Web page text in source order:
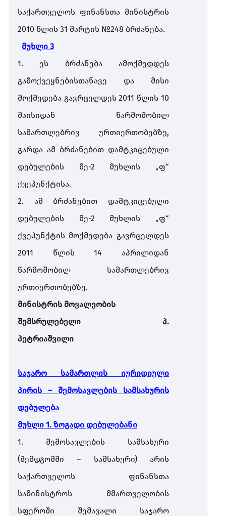
საქართველოს ფინანსთა მინისტრის
2010 წლის31 მარტის№248 ბრძანება.
მუხლი3
1. ეს ბრძანება
ამოქმედდეს
გამოქვეყნებისთანავე
და
მისი
მოქმედება გავრცელდეს2011 წლის 10
მაისიდან
წარმოშობილ
სამართლებრივ
ურთიერთობებზე,
გარდა ამ ბრძანებით დამტკიცებული
დებულების
მე-2 მუხლის „ფ“
ქვეპუნქტისა.
2. ამ ბრძანებით
დამტკიცებული
დებულების
მე-2 მუხლის „ფ“
ქვეპუნქტის მოქმედება გავრცელდეს
2011 წლის14 აპრილიდან
წარმოშობილ
სამართლებრივ
ურთიერთობებზე.
მინისტრის მოვალეობის
შემსრულებელი
პ.
პეტრიაშვილი
საჯარო სამართლის
იურიდიული
პირის– შემოსავლების
სამსახურის
დებულება
მუხლი1. ზოგადი დებულებანი
1. შემოსავლების
სამსახური
(შემდგომში – სამსახური) არის
საქართველოს
ფინანსთა
სამინისტროს
მმართველობის
სფეროში
შემავალი
საჯარო